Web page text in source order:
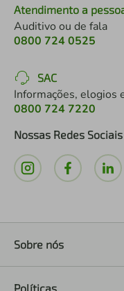
Atendimento a
Auditivo ou de fala
0800 724 0525
SAC
Informações, elogios
0800 724 7220
Nossas Redes Sociais
Sobre nós
Políticas